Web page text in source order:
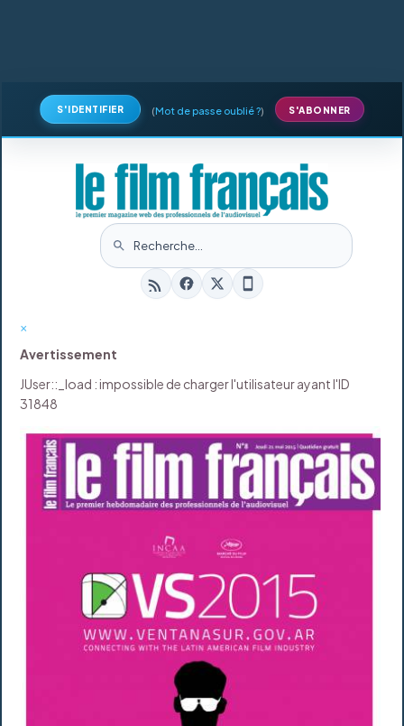
S'IDENTIFIER (Mot de passe oublié ?) S'ABONNER
×
Avertissement
JUser::_load : impossible de charger l'utilisateur ayant l'ID
31848